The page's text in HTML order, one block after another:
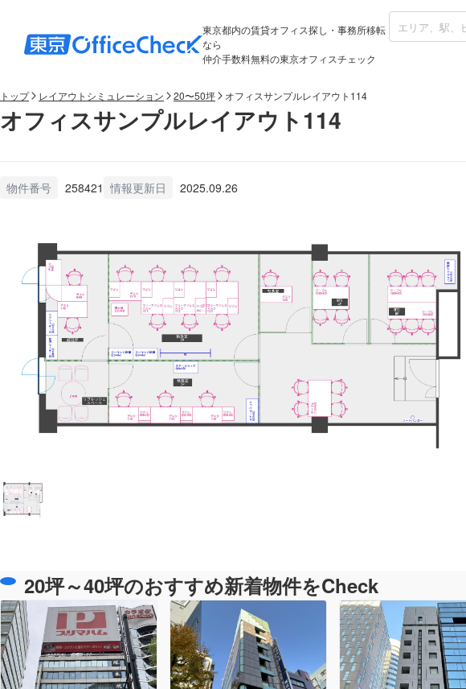
東京都内の賃貸オフィス探し・事務所移転
なら
仲介手数料無料の東京オフィスチェック
トップ レイアウトシミュレーション 20〜50坪 オフィスサンプルレイアウト114
オフィスサンプルレイアウト114
物件番号 258421 情報更新日 2025.09.26
20坪～40坪のおすすめ新着物件をCheck